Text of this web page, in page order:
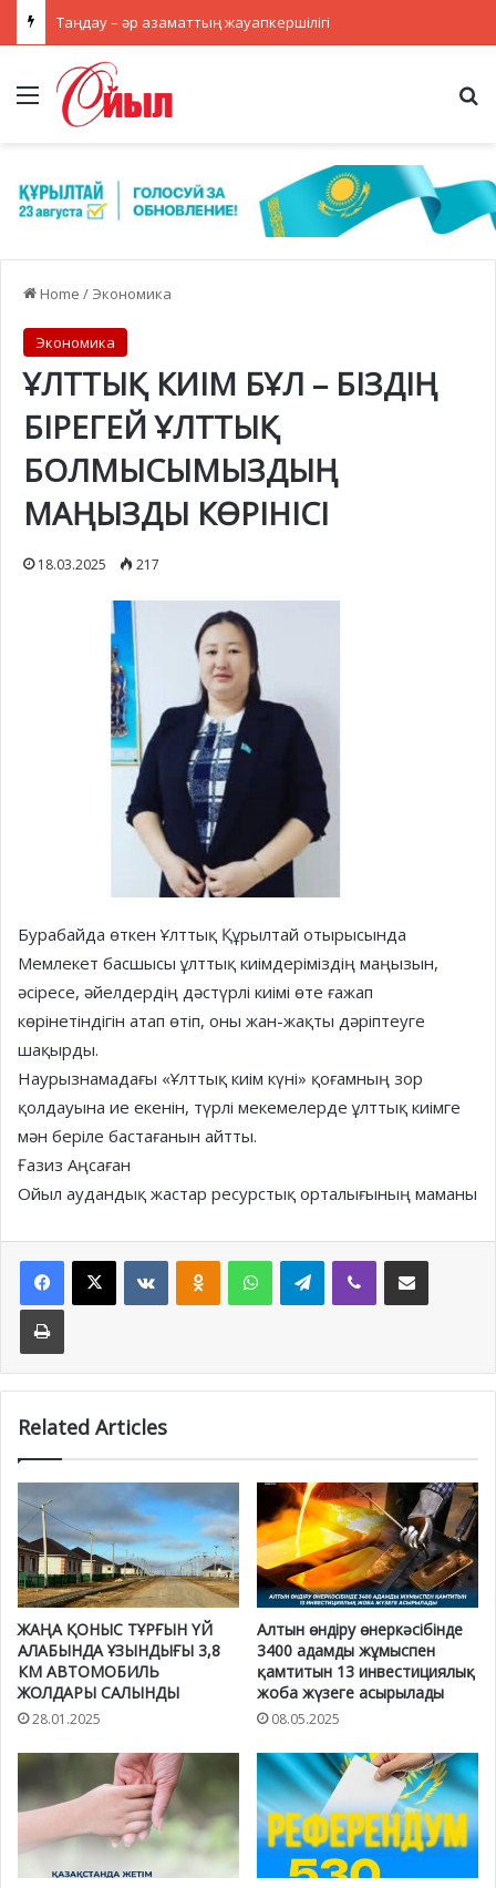
Таңдау – әр азаматтың жауапкершілігі
Menu
Home / Экономика
Экономика
ҰЛТТЫҚ КИІМ БҰЛ – БІЗДІҢ
БІРЕГЕЙ ҰЛТТЫҚ
БОЛМЫСЫМЫЗДЫҢ
МАҢЫЗДЫ КӨРІНІСІ
18.03.2025 217
Бурабайда өткен Ұлттық Құрылтай отырысында
Мемлекет басшысы ұлттық киімдеріміздің маңызын,
әсіресе, әйелдердің дәстүрлі киімі өте ғажап
көрінетіндігін атап өтіп, оны жан-жақты дәріптеуге
шақырды.
Наурызнамадағы «Ұлттық киім күні» қоғамның зор
қолдауына ие екенін, түрлі мекемелерде ұлттық киімге
мән беріле бастағанын айтты.
Ғазиз Аңсаған
Ойыл аудандық жастар ресурстық орталығының маманы
Facebook
X VKontakteOdnoklassniki
WhatsAppTelegramViber Share via Email
Print
Related Articles
ЖАҢА ҚОНЫС ТҰРҒЫН ҮЙ
АЛАБЫНДА ҰЗЫНДЫҒЫ 3,8
КМ АВТОМОБИЛЬ
ЖОЛДАРЫ САЛЫНДЫ
28.01.2025
Алтын өндіру өнеркәсібінде
3400 адамды жұмыспен
қамтитын 13 инвестициялық
жоба жүзеге асырылады
08.05.2025